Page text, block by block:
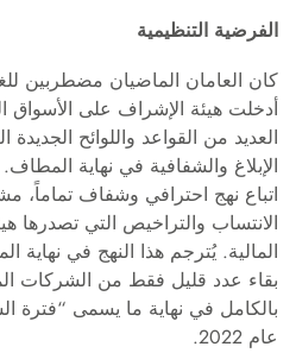
الفرضية التنظيمية
كان العامان الماضيان مضطربين
العديد من القواعد واللوائح
الإبلاغ والشفافية في نهاية
اتباع نهج احترافي وشفاف تماماً،
الانتساب والتراخيص التي تصدرها
المالية. يُترجم هذا النهج في
بقاء عدد قليل فقط من الشركات
بالكامل في نهاية ما يسمى “فترة
عام 2022.